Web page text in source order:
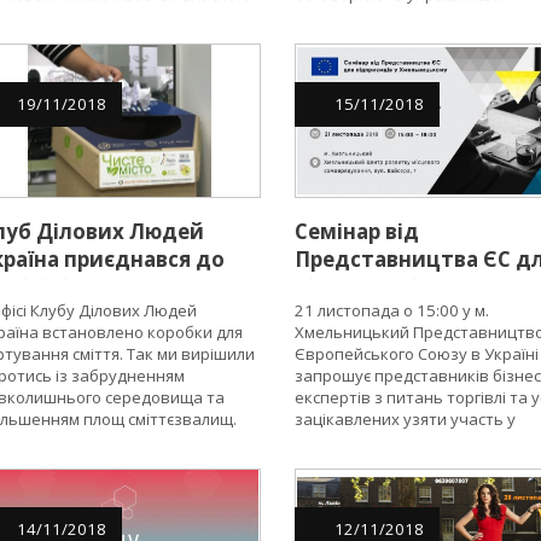
та ефективні рішення.
19/11/2018
Ділових Людей
приєднався до
Клубу Ділових Людей
встановлено коробки для
сміття. Так ми вирішили
із забрудненням
середовища та
площ сміттєзвалищ.
15/11/2018
Семінар від
Представництва ЄС
Хмельницького та
Хмельницької області
«Як знайти бізнес-
партнера в
Європейському Союзі?»
21 листопада о 15:00 у м.
Хмельницький
Європейського Союзу в Україні
запрошує представників
експертів з питань торгівлі та
зацікавлених узяти участь у
бізнес-партнерів у Європі та
підвищити свою
конкурентоспроможність на
14/11/2018 12/11/2018